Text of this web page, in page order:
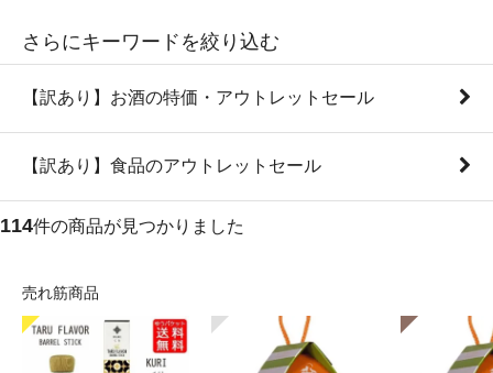
さらにキーワードを絞り込む
【訳あり】お酒の特価・アウトレットセール
【訳あり】食品のアウトレットセール
114件の商品が見つかりました
売れ筋商品